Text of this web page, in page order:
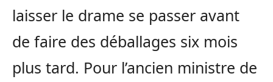
laisser le drame se passer avant
de faire des déballages six mois
plus tard. Pour l’ancien ministre de